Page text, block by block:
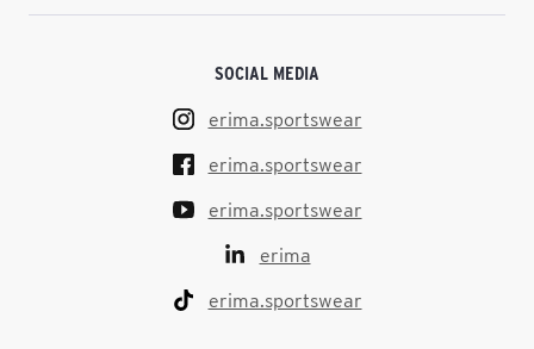
SOCIAL MEDIA
erima.sportswear
erima.sportswear
erima.sportswear
erima
erima.sportswear